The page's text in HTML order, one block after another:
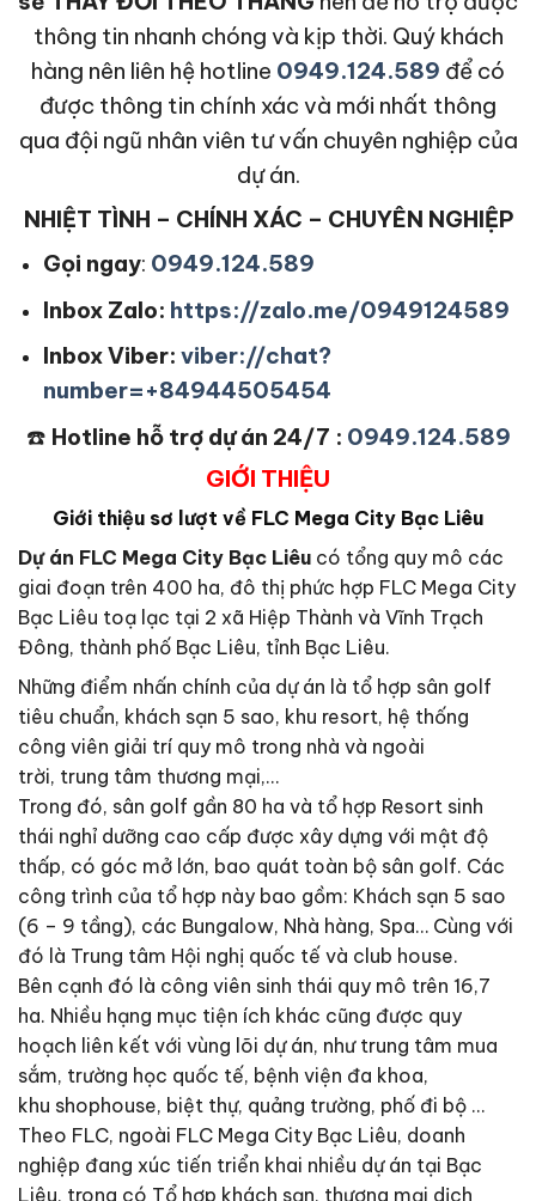
thông tin nhanh chóng và kịp thời. Quý khách
hàng nên liên hệ hotline 0949.124.589 để có
được thông tin chính xác và mới nhất thông
qua đội ngũ nhân viên tư vấn chuyên nghiệp của
dự án.
NHIỆT TÌNH – CHÍNH XÁC – CHUYÊN NGHIỆP
Gọi ngay: 0949.124.589
Inbox Zalo: https://zalo.me/0949124589
Inbox Viber: viber://chat?
number=+84944505454
☎️ Hotline hỗ trợ dự án 24/7 : 0949.124.589
GIỚI THIỆU
Giới thiệu sơ lượt về FLC Mega City Bạc Liêu
Dự án FLC Mega City Bạc Liêu có tổng quy mô các
giai đoạn trên 400 ha, đô thị phức hợp FLC Mega City
Bạc Liêu toạ lạc tại 2 xã Hiệp Thành và Vĩnh Trạch
Đông, thành phố Bạc Liêu, tỉnh Bạc Liêu.
Những điểm nhấn chính của dự án là tổ hợp sân golf
tiêu chuẩn, khách sạn 5 sao, khu resort, hệ thống
công viên giải trí quy mô trong nhà và ngoài
trời, trung tâm thương mại,…
Trong đó, sân golf gần 80 ha và tổ hợp Resort sinh
thái nghỉ dưỡng cao cấp được xây dựng với mật độ
thấp, có góc mở lớn, bao quát toàn bộ sân golf. Các
công trình của tổ hợp này bao gồm: Khách sạn 5 sao
(6 – 9 tầng), các Bungalow, Nhà hàng, Spa… Cùng với
đó là Trung tâm Hội nghị quốc tế và club house.
Bên cạnh đó là công viên sinh thái quy mô trên 16,7
ha. Nhiều hạng mục tiện ích khác cũng được quy
hoạch liên kết với vùng lõi dự án, như trung tâm mua
sắm, trường học quốc tế, bệnh viện đa khoa,
khu shophouse, biệt thự, quảng trường, phố đi bộ …
Theo FLC, ngoài FLC Mega City Bạc Liêu, doanh
nghiệp đang xúc tiến triển khai nhiều dự án tại Bạc
Liêu, trong có Tổ hợp khách sạn, thương mại dịch